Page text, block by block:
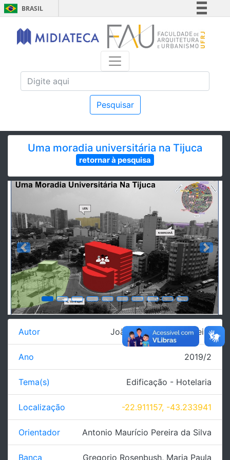
BRASIL
Simplifique!
Comunica BR
Acesso à informação
Pesquisar
Uma moradia universitária na Tijuca
retornar à pesquisa
Previous Next
Autor João Paulo Mendes Vieira
Ano 2019/2
Tema(s) Edificação - Hotelaria
Localização -22.911157, -43.233941
Orientador Antonio Maurício Pereira da Silva
Banca Gregorio Rosenbush, Maria Paula